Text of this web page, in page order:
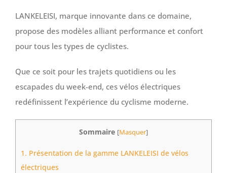
LANKELEISI, marque innovante dans ce domaine,
propose des modèles alliant performance et confort
pour tous les types de cyclistes.
Que ce soit pour les trajets quotidiens ou les
escapades du week-end, ces vélos électriques
redéfinissent l’expérience du cyclisme moderne.
Sommaire [Masquer]
1. Présentation de la gamme LANKELEISI de vélos
électriques